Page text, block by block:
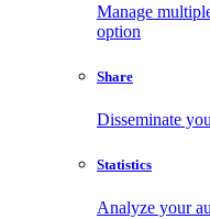
Manage
option
Share
Disseminate
Statistics
Analyze your